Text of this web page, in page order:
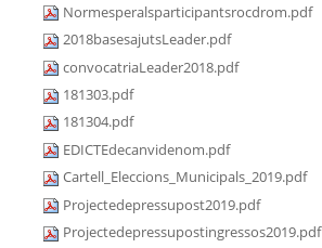
Normesperalsparticipantsrocdrom.pdf
2018basesajutsLeader.pdf
convocatriaLeader2018.pdf
181303.pdf
181304.pdf
EDICTEdecanvidenom.pdf
Cartell_Eleccions_Municipals_2019.pdf
Projectedepressupost2019.pdf
Projectedepressupostingressos2019.pdf